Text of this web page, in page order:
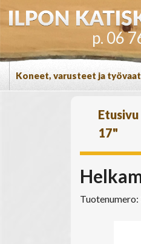
p. 06
Koneet, varusteet ja
Etusivu
17"
Tuotenumero: